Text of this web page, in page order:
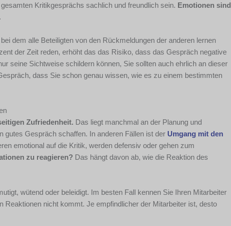
Kritikgesprächs sachlich und freundlich sein. Emotionen sind
bei dem alle Beteiligten von den Rückmeldungen der anderen lernen
der Zeit reden, erhöht das das Risiko, dass das Gespräch negative
seine Sichtweise schildern können, Sie sollten auch ehrlich an dieser
dass Sie schon genau wissen, wie es zu einem bestimmten
Zufriedenheit. Das liegt manchmal an der Planung und
gutes Gespräch schaffen. In anderen Fällen ist der Umgang mit den
emotional auf die Kritik, werden defensiv oder gehen zum
zu reagieren? Das hängt davon ab, wie die Reaktion des
wütend oder beleidigt. Im besten Fall kennen Sie Ihren Mitarbeiter
nicht kommt. Je empfindlicher der Mitarbeiter ist, desto